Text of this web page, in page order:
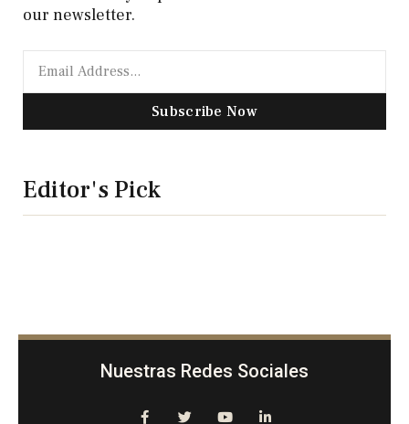
our newsletter.
Subscribe Now
Editor's Pick
Nuestras Redes Sociales